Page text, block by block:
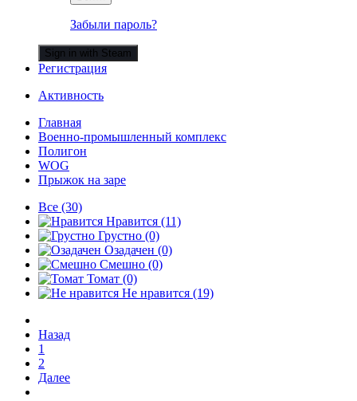
Забыли пароль?
Sign in with Steam
Регистрация
Активность
Главная
Военно-промышленный комплекс
Полигон
WOG
Прыжок на заре
Все (30)
Нравится (11)
Грустно (0)
Озадачен (0)
Смешно (0)
Томат (0)
Не нравится (19)
Назад
1
2
Далее